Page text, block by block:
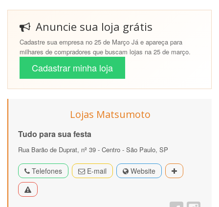
Anuncie sua loja grátis
Cadastre sua empresa no 25 de Março Já e apareça para
milhares de compradores que buscam lojas na 25 de março.
Cadastrar minha loja
Lojas Matsumoto
Tudo para sua festa
Rua Barão de Duprat, nº 39 - Centro - São Paulo, SP
Telefones E-mail Website